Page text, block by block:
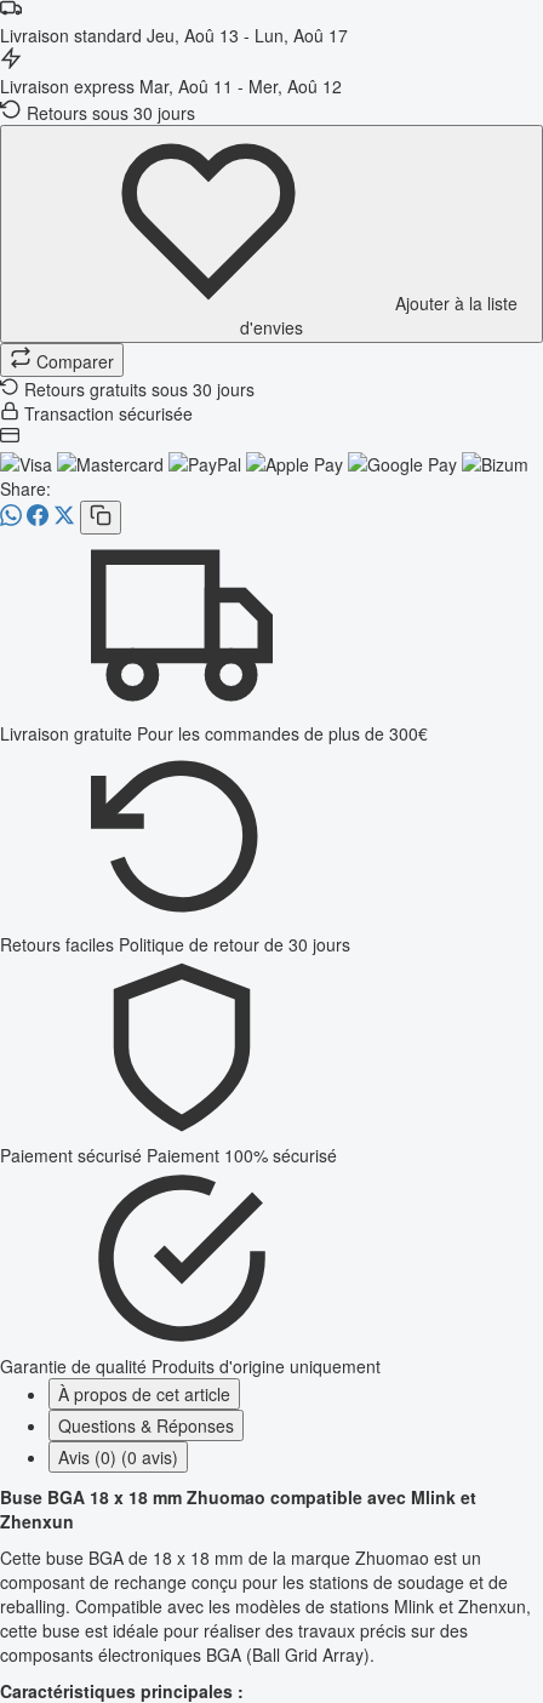
Livraison standard Jeu, Aoû 13 - Lun, Aoû 17
Livraison express Mar, Aoû 11 - Mer, Aoû 12
Retours sous 30 jours
Ajouter à la liste
d'envies
Comparer
Retours gratuits sous 30 jours
Transaction sécurisée
Share:
Livraison gratuite Pour les commandes de plus de 300€
Retours faciles Politique de retour de 30 jours
Paiement sécurisé Paiement 100% sécurisé
Garantie de qualité Produits d'origine uniquement
À propos de cet article
Questions & Réponses
Avis (0) (0 avis)
Buse BGA 18 x 18 mm Zhuomao compatible avec Mlink et
Zhenxun
Cette buse BGA de 18 x 18 mm de la marque Zhuomao est un
composant de rechange conçu pour les stations de soudage et de
reballing. Compatible avec les modèles de stations Mlink et Zhenxun,
cette buse est idéale pour réaliser des travaux précis sur des
composants électroniques BGA (Ball Grid Array).
Caractéristiques principales :